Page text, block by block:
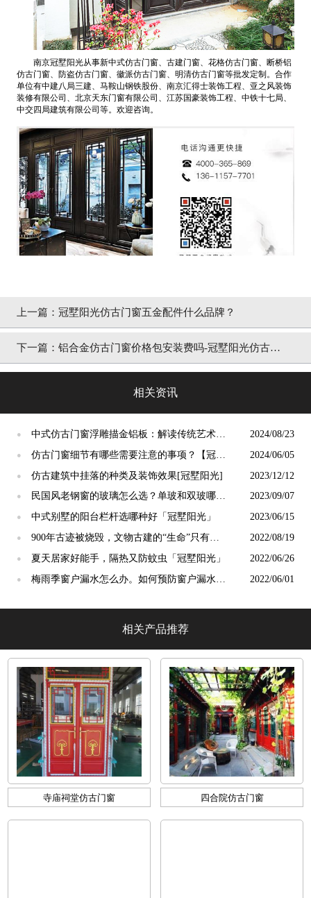
南京冠墅阳光从事新中式仿古门窗、古建门窗、花格仿古门窗、断桥铝
仿古门窗、防盗仿古门窗、徽派仿古门窗、明清仿古门窗等批发定制。合作
单位有中建八局三建、马鞍山钢铁股份、南京汇得士装饰工程、亚之风装饰
装修有限公司、北京天东门窗有限公司、江苏国豪装饰工程、中铁十七局、
中交四局建筑有限公司等。欢迎咨询。
上一篇： 冠墅阳光仿古门窗五金配件什么品牌？
下一篇： 铝合金仿古门窗价格包安装费吗-冠墅阳光仿古门
相关资讯
●
中式仿古门窗浮雕描金铝板：解读传统艺术的
现代精髓【冠墅阳光】
2024/08/23
●
仿古门窗细节有哪些需要注意的事项？【冠墅
阳光】
2024/06/05
● 仿古建筑中挂落的种类及装饰效果[冠墅阳光] 2023/12/12
●
民国风老钢窗的玻璃怎么选？单玻和双玻哪个
更好？【冠墅阳光】
2023/09/07
● 中式别墅的阳台栏杆选哪种好「冠墅阳光」 2023/06/15
●
900年古迹被烧毁，文物古建的“生命”只有一
次「冠墅阳光」
2022/08/19
● 夏天居家好能手，隔热又防蚊虫「冠墅阳光」 2022/06/26
●
梅雨季窗户漏水怎么办。如何预防窗户漏水！
2022/06/01
相关产品推荐
寺庙祠堂仿古门窗 四合院仿古门窗